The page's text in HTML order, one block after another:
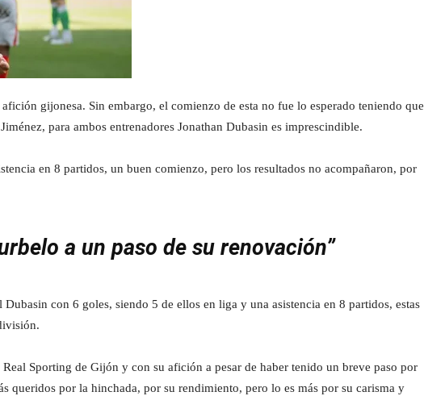
gijonesa. Sin embargo, el comienzo de esta no fue lo esperado teniendo que
para ambos entrenadores Jonathan Dubasin es imprescindible.
en 8 partidos, un buen comienzo, pero los resultados no acompañaron, por
a un paso de su renovación”
con 6 goles, siendo 5 de ellos en liga y una asistencia en 8 partidos, estas
Sporting de Gijón y con su afición a pesar de haber tenido un breve paso por
queridos por la hinchada, por su rendimiento, pero lo es más por su carisma y